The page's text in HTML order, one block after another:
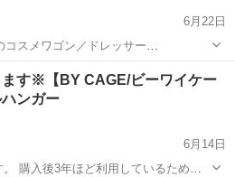
6月22日
スメワゴン／ドレッサー
ます。使わなくなったため出品しま
前に清掃します。実際に使ってみて、
。 ...
ドレッサー
す※【BY CAGE/ビーワイケー
ンガー
6月14日
購入後3年ほど利用しているため使